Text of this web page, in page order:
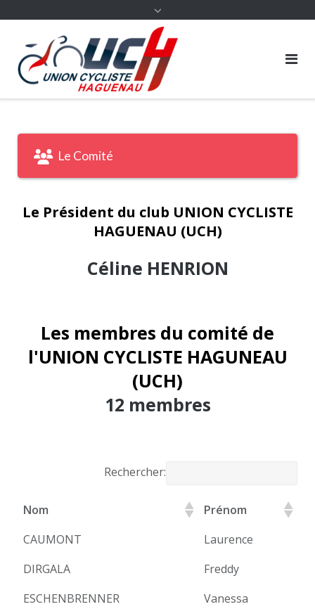
Le Comité
Le Président du club UNION CYCLISTE
HAGUENAU (UCH)
Céline HENRION
Les membres du comité de
l'UNION CYCLISTE HAGUNEAU
(UCH)
12 membres
Rechercher:
Nom
Prénom
CAUMONT
Laurence
DIRGALA
Freddy
ESCHENBRENNER
Vanessa